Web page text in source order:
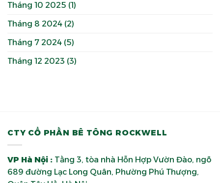
Tháng 10 2025 (1)
Tháng 8 2024 (2)
Tháng 7 2024 (5)
Tháng 12 2023 (3)
CTY CỔ PHẦN BÊ TÔNG ROCKWELL
VP Hà Nội : Tầng 3, tòa nhà Hỗn Hợp Vườn Đào, ngõ
689 đường Lạc Long Quân, Phường Phú Thượng,